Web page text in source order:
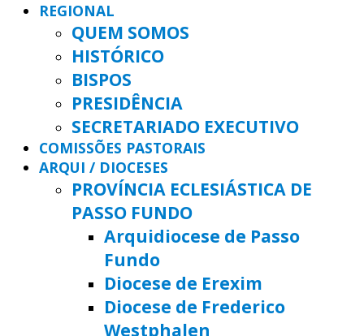
REGIONAL
QUEM SOMOS
HISTÓRICO
BISPOS
PRESIDÊNCIA
SECRETARIADO EXECUTIVO
COMISSÕES PASTORAIS
ARQUI / DIOCESES
PROVÍNCIA ECLESIÁSTICA DE
PASSO FUNDO
Arquidiocese de Passo
Fundo
Diocese de Erexim
Diocese de Frederico
Westphalen